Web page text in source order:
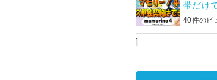
帯だけ
40件のビ
]